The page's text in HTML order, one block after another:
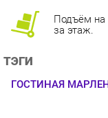
ТЭГИ
ОПИСАНИЕ